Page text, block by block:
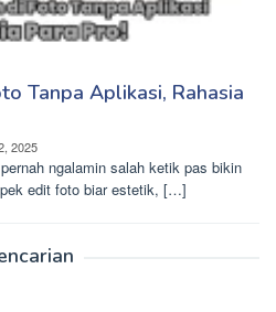
Tanpa Aplikasi, Rahasia
2025
ngalamin salah ketik pas bikin
edit foto biar estetik, […]